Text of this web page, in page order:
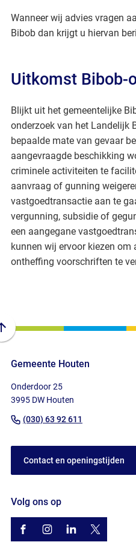
Wanneer wij advies vragen
Bibob dan krijgt u hiervan
Uitkomst Bibob-
Blijkt uit het gemeentelijke
onderzoek van het Landelijk
bepaalde mate van gevaar
aangevraagde beschikking
criminele activiteiten te
aanvraag of gunning
vastgoedtransactie aan te
vergunning, subsidie of
een aangegane
kunnen wij ervoor kiezen
ontheffing voorschriften te
Scroll
boven
het
van
paginainhoud
Gemeente Houten
Onderdoor 25
3995 DW Houten
(030) 63 92 611
een
Contact en openingstijden
Volg ons op
/gemhouten
(Verwijstgemhouten
(Verwijstgemeente-
(Verwijst(Verwijst